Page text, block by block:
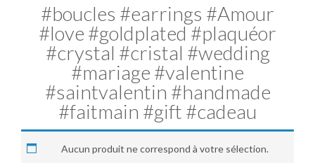
#boucles #earrings #Amour
#love #goldplated #plaquéor
#crystal #cristal #wedding
#mariage #valentine
#saintvalentin #handmade
#faitmain #gift #cadeau
Aucun produit ne correspond à votre sélection.